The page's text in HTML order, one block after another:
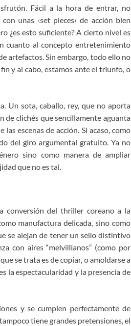
Fácil a la hora de entrar, no
unas ‹set pieces› de acción bien
¿es esto suficiente? A cierto nivel es
cuanto al concepto entretenimiento
artefactos. Sin embargo, todo ello no
y al cabo, estamos ante el triunfo, o
Un sota, caballo, rey, que no aporta
clichés que sencillamente aguanta
escenas de acción. Si acaso, como
del giro argumental gratuito. Ya no
sino como manera de ampliar
que no es tal.
conversión del thriller coreano a la
manufactura delicada, sino como
se alejan de tener un sello distintivo
con aires “melvillianos” (como por
se trata es de copiar, o amoldarse a
la espectacularidad y la presencia de
y se cumplen perfectamente de
tiene grandes pretensiones, el